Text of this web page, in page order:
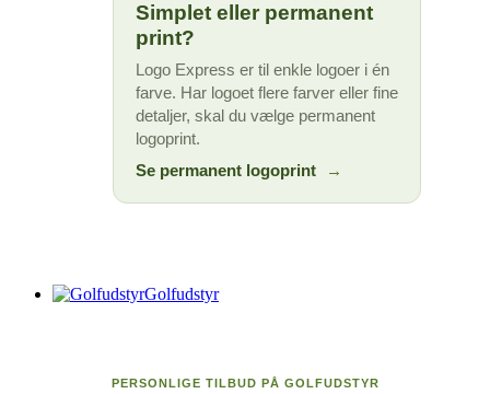
Simplet eller permanent
print?
Logo Express er til enkle logoer i én
farve. Har logoet flere farver eller fine
detaljer, skal du vælge permanent
logoprint.
Se permanent logoprint
→
Golfudstyr
PERSONLIGE TILBUD PÅ GOLFUDSTYR